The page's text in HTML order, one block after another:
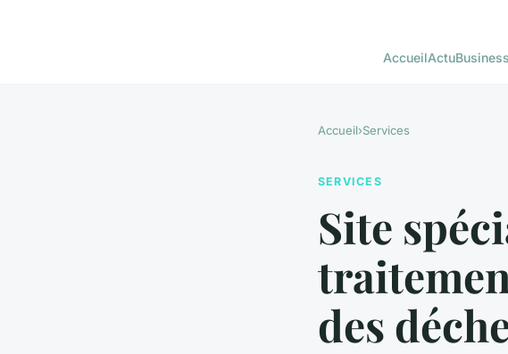
AccueilActuBusiness
Accueil›Services
SERVICES
Site
des